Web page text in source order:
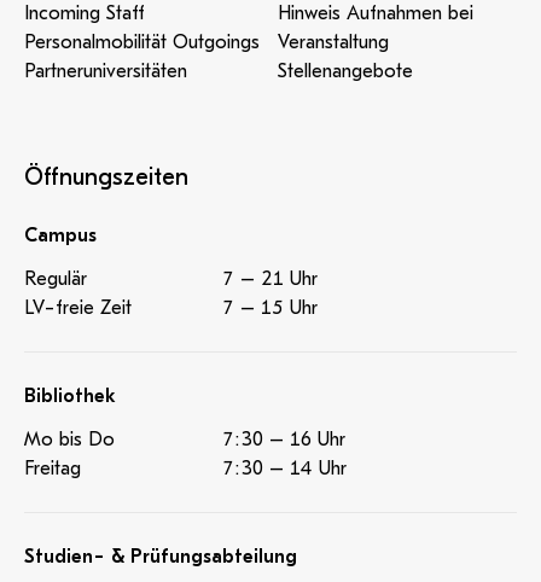
Incoming Staff
Personalmobilität Outgoings
Partneruniversitäten
Hinweis Aufnahmen bei
Veranstaltung
Stellenangebote
Öffnungszeiten
Campus
Regulär
7 – 21 Uhr
LV-freie Zeit
7 – 15 Uhr
Bibliothek
Mo bis Do
7:30 – 16 Uhr
Freitag
7:30 – 14 Uhr
Studien- & Prüfungsabteilung